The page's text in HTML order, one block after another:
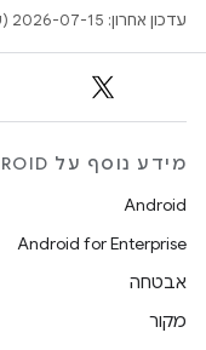
עדכון אחרון: 2026-07-15 (שעון UTC).
מידע נוסף על ANDROID
Android
Android for Enterprise
אבטחה
מקור